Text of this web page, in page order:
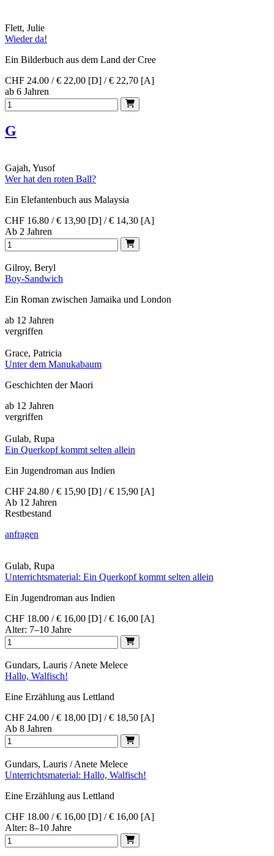
Flett, Julie
Wieder da!
Ein Bilderbuch aus dem Land der Cree
CHF 24.00 / € 22,00 [D] / € 22,70 [A]
ab 6 Jahren
G
Gajah, Yusof
Wer hat den roten Ball?
Ein Elefantenbuch aus Malaysia
CHF 16.80 / € 13,90 [D] / € 14,30 [A]
Ab 2 Jahren
Gilroy, Beryl
Boy-Sandwich
Ein Roman zwischen Jamaika und London
ab 12 Jahren
vergriffen
Grace, Patricia
Unter dem Manukabaum
Geschichten der Maori
ab 12 Jahren
vergriffen
Gulab, Rupa
Ein Querkopf kommt selten allein
Ein Jugendroman aus Indien
CHF 24.80 / € 15,90 [D] / € 15,90 [A]
Ab 12 Jahren
Restbestand
anfragen
Gulab, Rupa
Unterrichtsmaterial: Ein Querkopf kommt selten allein
Ein Jugendroman aus Indien
CHF 18.00 / € 16,00 [D] / € 16,00 [A]
Alter: 7–10 Jahre
Gundars, Lauris / Anete Melece
Hallo, Walfisch!
Eine Erzählung aus Lettland
CHF 24.00 / € 18,00 [D] / € 18,50 [A]
Ab 8 Jahren
Gundars, Lauris / Anete Melece
Unterrichtsmaterial: Hallo, Walfisch!
Eine Erzählung aus Lettland
CHF 18.00 / € 16,00 [D] / € 16,00 [A]
Alter: 8–10 Jahre